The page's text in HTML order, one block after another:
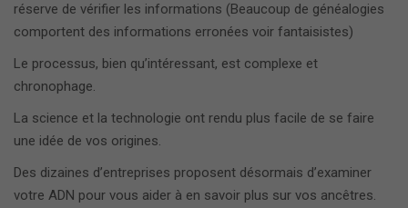
réserve de vérifier les informations (Beaucoup de généalogies
comportent des informations erronées voir fantaisistes)
Le processus, bien qu’intéressant, est complexe et
chronophage.
La science et la technologie ont rendu plus facile de se faire
une idée de vos origines.
Des dizaines d’entreprises proposent désormais d’examiner
votre ADN pour vous aider à en savoir plus sur vos ancêtres.